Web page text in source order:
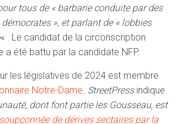
tous de « barbarie conduite par des
», et parlant de « lobbies
« . Le candidat de la circonscription
a été battu par la candidate NFP.
les législatives de 2024 est membre
Notre-Dame. StreetPressindique
dont font partie les Gousseau, est
soupçonnée de dérives sectaires par la